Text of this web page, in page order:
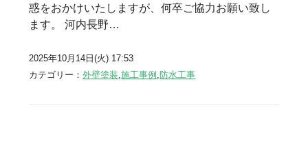
惑をおかけいたしますが、何卒ご協力お願い致し
ます。 河内長野…
2025年10月14日(火) 17:53
カテゴリー：外壁塗装,施工事例 ,防水工事